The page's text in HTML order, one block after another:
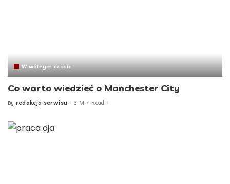
W wolnym czasie
Co warto wiedzieć o Manchester City
Posted
By redakcja serwisu 3 Min Read